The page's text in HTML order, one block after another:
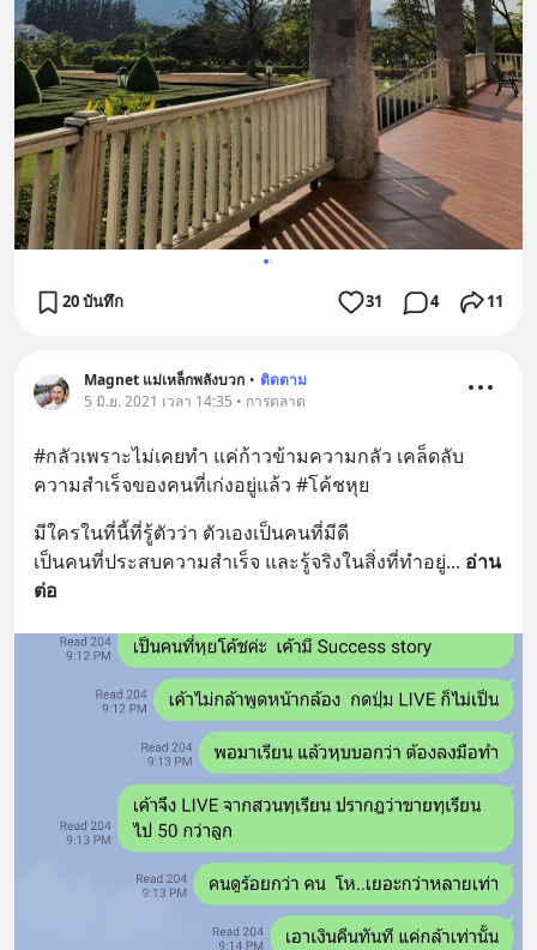
20 บันทึก 31 4 11
Magnet แม่เหล็กพลังบวก • ติดตาม
5 มิ.ย. 2021 เวลา 14:35 • การตลาด
#กลัวเพราะไม่เคยทำ แค่ก้าวข้ามความกลัว เคล็ดลับ
ความสำเร็จของคนที่เก่งอยู่แล้ว #โค้ชหุย
มีใครในที่นี้ที่รู้ตัวว่า ตัวเองเป็นคนที่มีดี
เป็นคนที่ประสบความสำเร็จ และรู้จริงในสิ่งที่ทำอยู่... อ่าน
ต่อ